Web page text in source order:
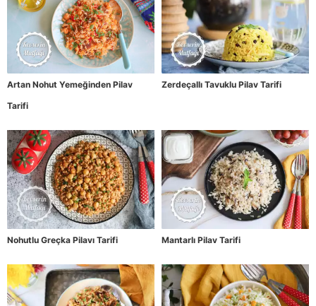
Artan Nohut Yemeğinden Pilav
Tarifi
Zerdeçallı Tavuklu Pilav Tarifi
Nohutlu Greçka Pilavı Tarifi Mantarlı Pilav Tarifi